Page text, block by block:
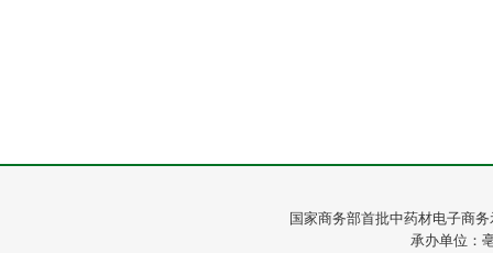
国家商务部首批中药材电子商
承办单位：